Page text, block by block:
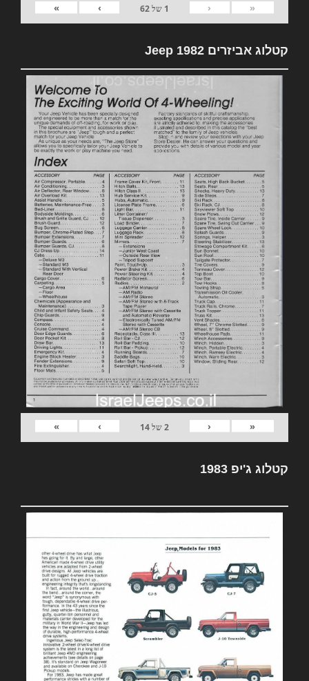
«
‹
1 של62
›
»
קטלוג אביזרים 1982 Jeep
«
‹
2של14
›
»
קטלוג ג'יפ 1983